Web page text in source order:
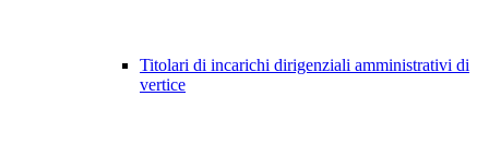
Titolari di incarichi dirigenziali amministrativi di
vertice